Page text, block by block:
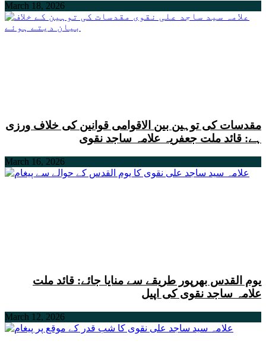
March 18, 2026
مقدسات کی توہین بین الاقوامی قوانین کی خلاف ورزی
ہے: قائد ملت جعفریہ علامہ ساجد نقوی
March 16, 2026
یوم القدس بھرپور طریقے سے منایا جائے: قائد ملت
علامہ ساجد نقوی کی اپیل
March 12, 2026